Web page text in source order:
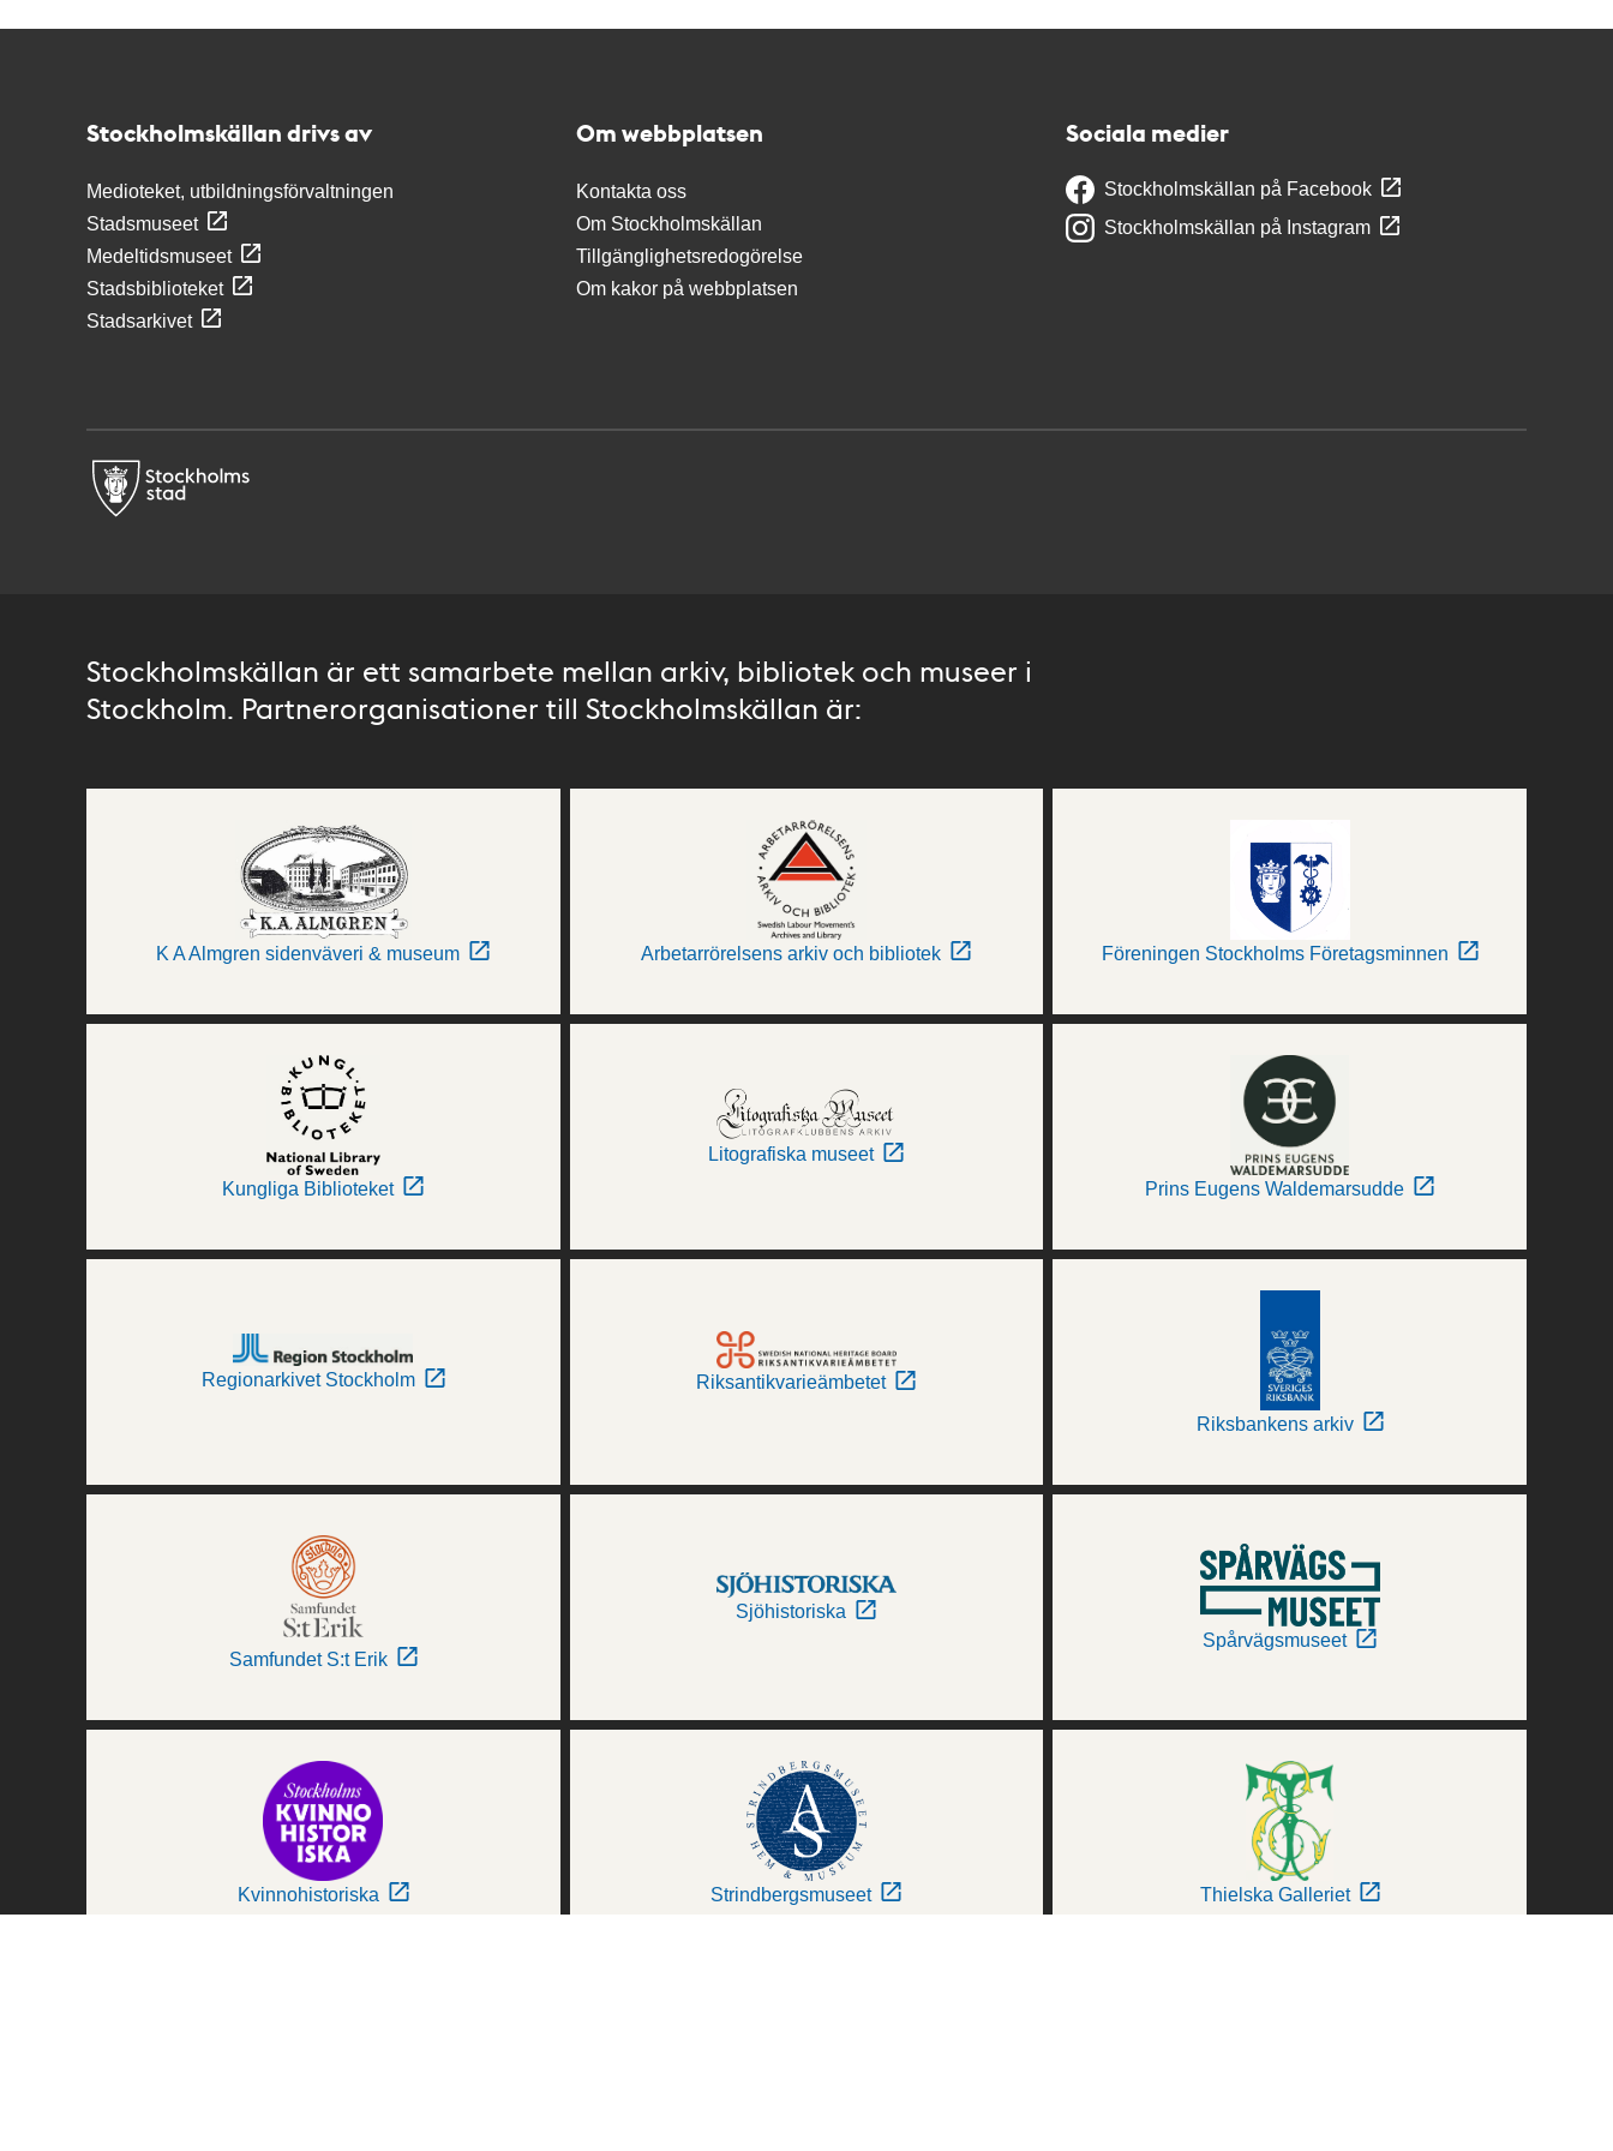
Stockholmskällan drivs av
Medioteket, utbildningsförvaltningen
Stadsmuseet
Medeltidsmuseet
Stadsbiblioteket
Stadsarkivet
Om webbplatsen
Kontakta oss
Om Stockholmskällan
Tillgänglighetsredogörelse
Om kakor på webbplatsen
Sociala medier
Stockholmskällan på Facebook
Stockholmskällan på Instagram
Stockholmskällan är ett samarbete mellan arkiv, bibliotek och museer i
Stockholm. Partnerorganisationer till Stockholmskällan är:
K A Almgren sidenväveri & museum Arbetarrörelsens arkiv och bibliotek Föreningen Stockholms Företagsminnen
Kungliga Biblioteket
Litografiska museet
Prins Eugens Waldemarsudde
Regionarkivet Stockholm Riksantikvarieämbetet
Riksbankens arkiv
Samfundet S:t Erik
Sjöhistoriska
Spårvägsmuseet
Kvinnohistoriska Strindbergsmuseet Thielska Galleriet